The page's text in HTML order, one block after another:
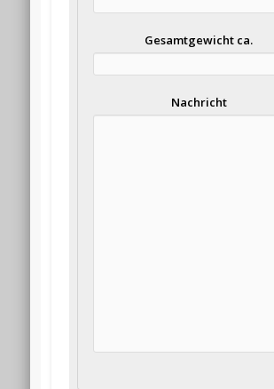
Gesamtgewicht ca.
Nachricht